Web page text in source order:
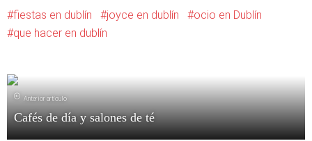
fiestas en dublín joyce en dublín
ocio en Dublín
que hacer en dublín
Anterior artículo
Cafés de día y salones de té